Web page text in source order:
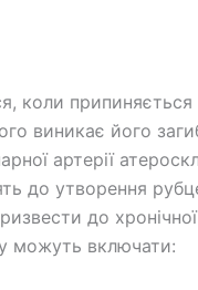
коли
виникає його
артерії
до утворення
до
можуть включати: